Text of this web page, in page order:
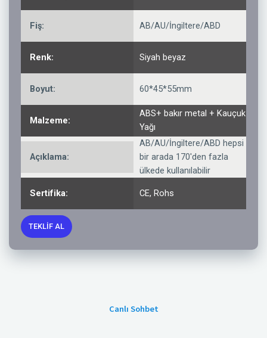
Fiş: AB/AU/İngiltere/ABD
Renk: Siyah beyaz
Boyut: 60*45*55mm
Malzeme:
ABS+ bakır metal + Kauçuk
Yağı
Açıklama:
AB/AU/İngiltere/ABD hepsi
bir arada 170'den fazla
ülkede kullanılabilir
Sertifika: CE, Rohs
TEKLIF AL
Canlı Sohbet